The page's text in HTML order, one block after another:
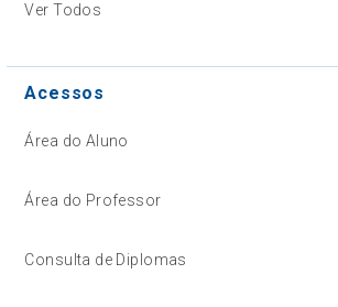
Ver Todos
Acessos
Área do Aluno
Área do Professor
Consulta de Diplomas